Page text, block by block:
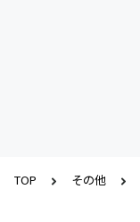
TOP その他